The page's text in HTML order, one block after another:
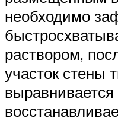
необходимо
раствором,
участок стены